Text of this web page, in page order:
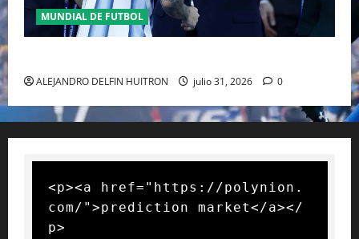
MUNDIAL DE FUTBOL
ALEJANDRO DELFIN HUITRON julio 31, 2026 0
<p><a href="https://polynion.
com/">prediction market</a></
p>